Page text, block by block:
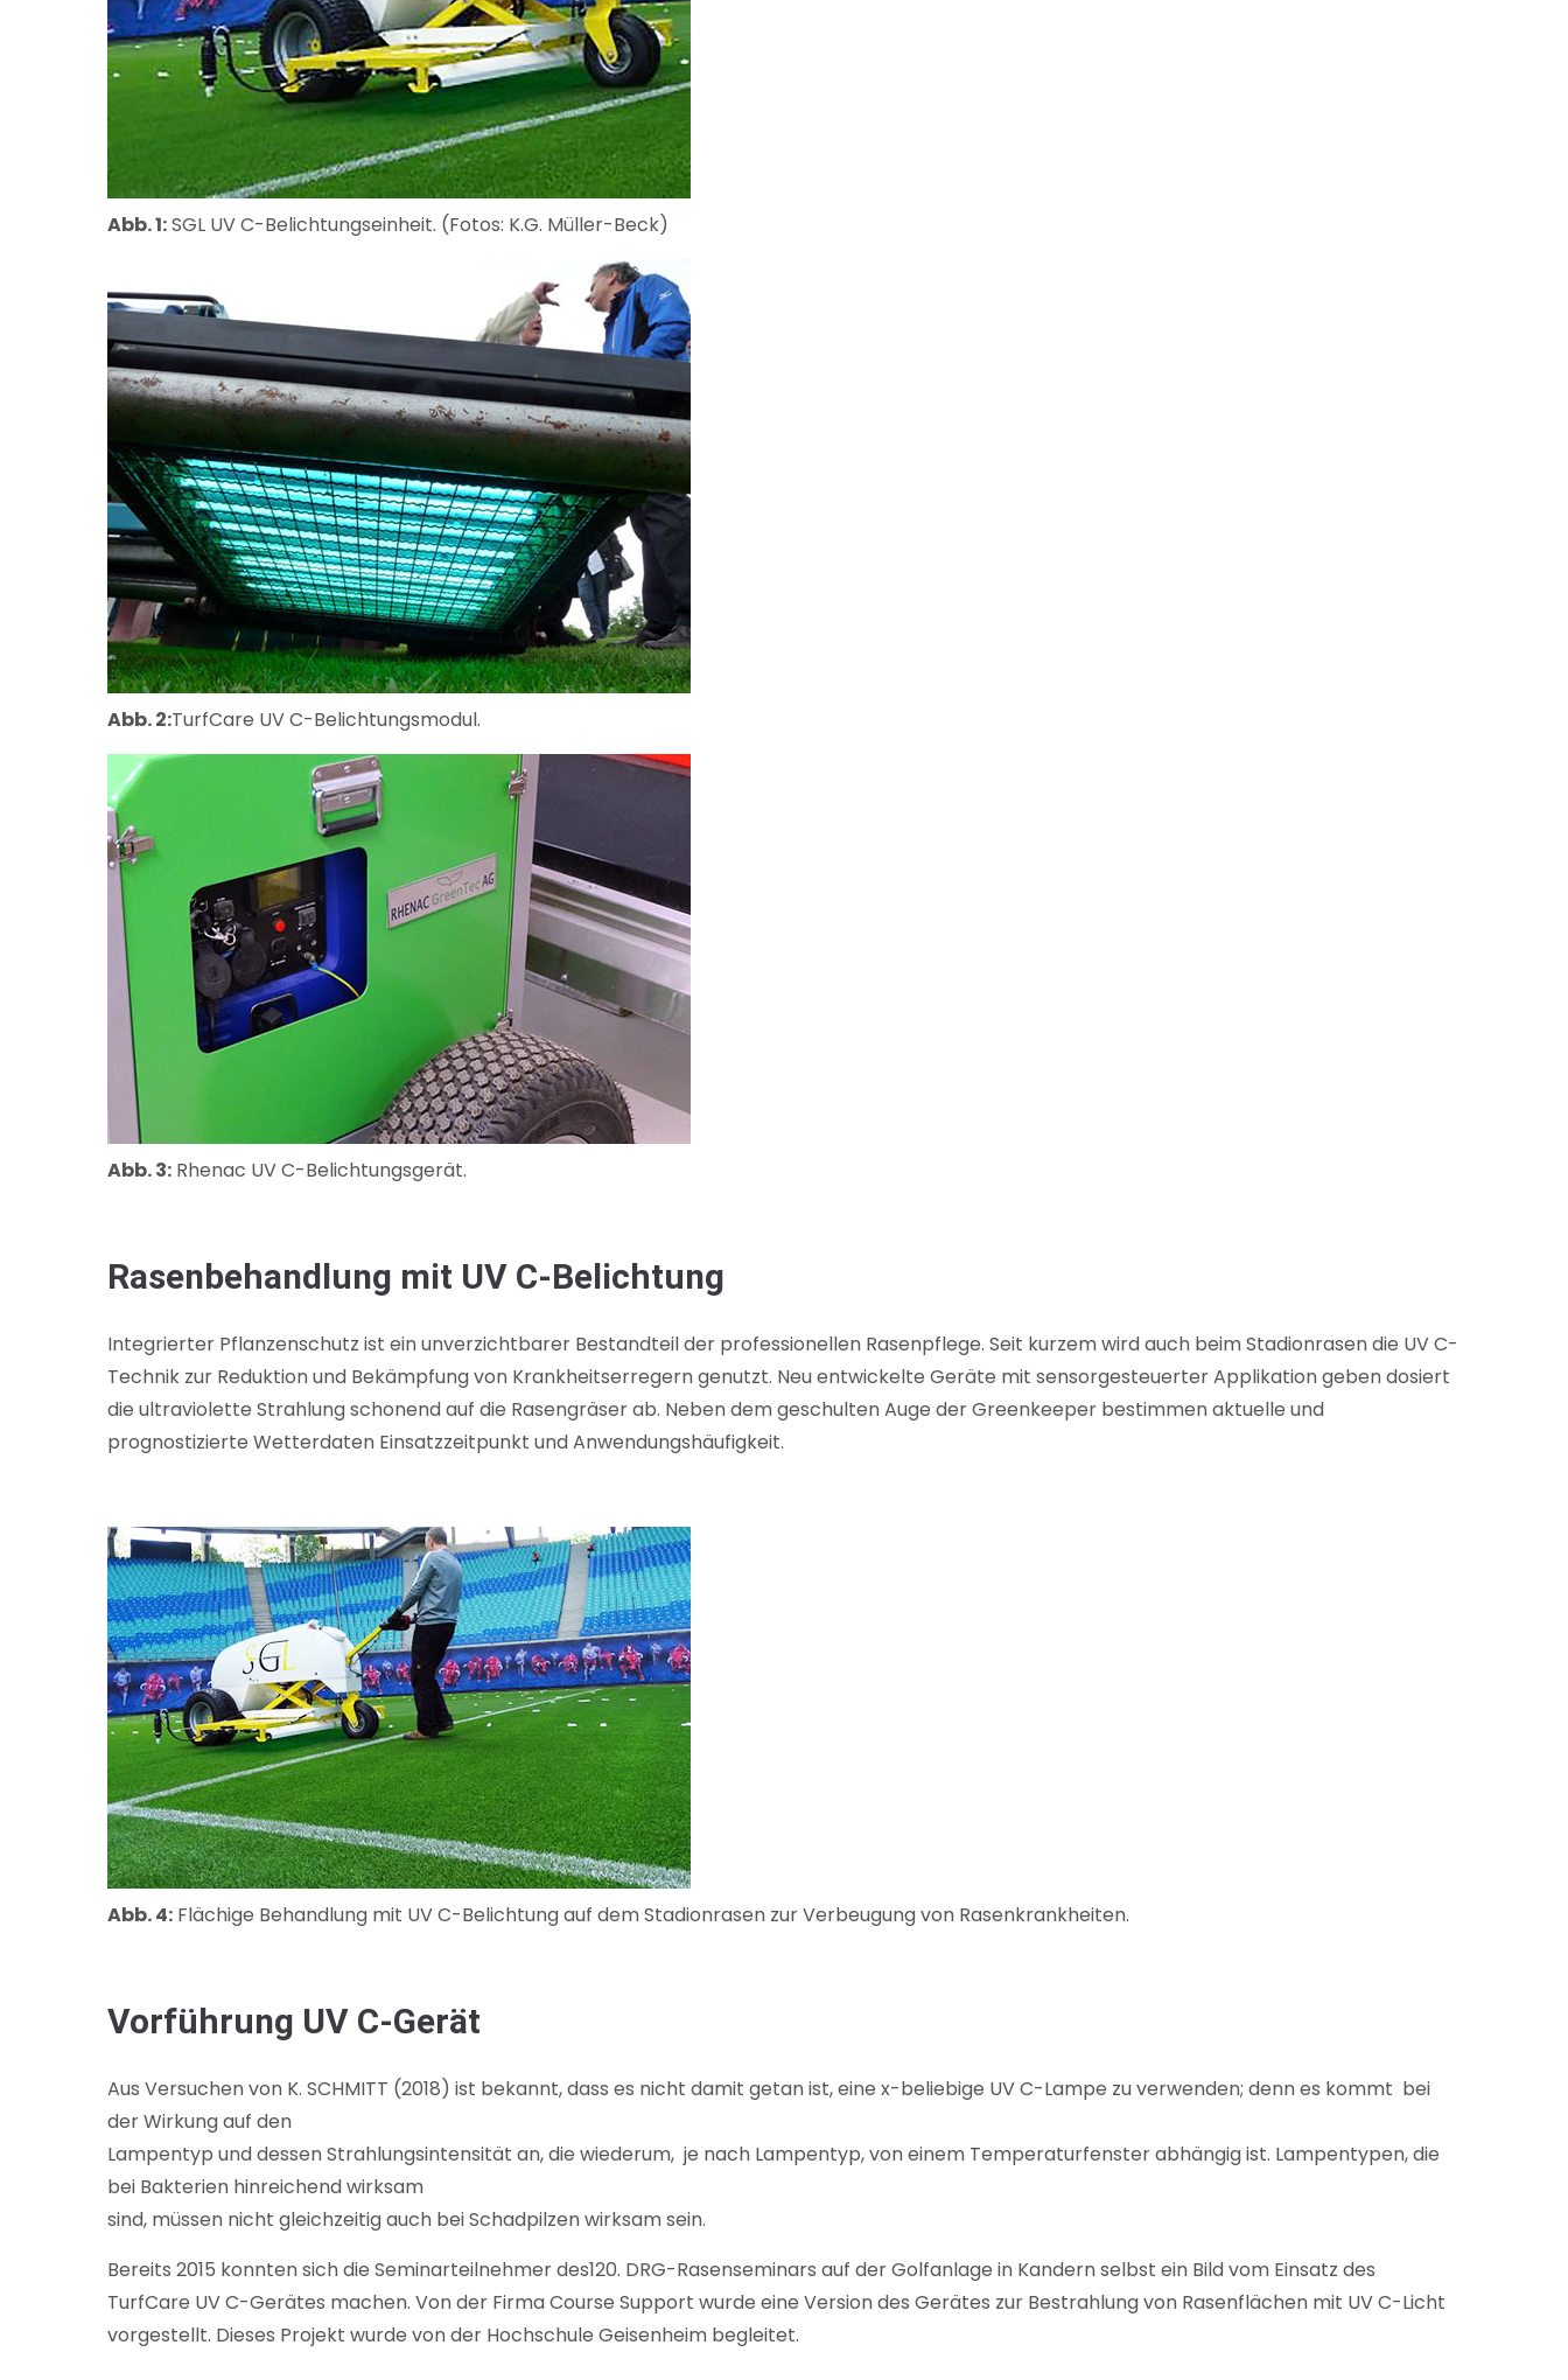
Abb. 1:SGL UV C-Belichtungseinheit. (Fotos: K.G. Müller-Beck)
Abb. 2:TurfCare UV C-Belichtungsmodul.
Abb. 3: Rhenac UV C-Belichtungsgerät.
Rasenbehandlung mit UV C-Belichtung
Integrierter Pflanzenschutz ist ein unverzichtbarer Bestandteil der professionellen Rasenpflege. Seit kurzem wird auch beim Stadionrasen die UV C-
Technik zur Reduktion und Bekämpfung von Krankheitserregern genutzt. Neu entwickelte Geräte mit sensorgesteuerter Applikation geben dosiert
die ultraviolette Strahlung schonend auf die Rasengräser ab. Neben dem geschulten Auge der Greenkeeper bestimmen aktuelle und
prognostizierte Wetterdaten Einsatzzeitpunkt und Anwendungshäufigkeit.
Abb. 4: Flächige Behandlung mit UV C-Belichtung auf dem Stadionrasen zur Verbeugung von Rasenkrankheiten.
Vorführung UV C-Gerät
Aus Versuchen von K. SCHMITT (2018) ist bekannt, dass es nicht damit getan ist, eine x-beliebige UV C-Lampe zu verwenden; denn es kommt bei
der Wirkung auf den
Lampentyp und dessen Strahlungsintensität an, die wiederum, je nach Lampentyp, von einem Temperaturfenster abhängig ist. Lampentypen, die
bei Bakterien hinreichend wirksam
sind, müssen nicht gleichzeitig auch bei Schadpilzen wirksam sein.
Bereits 2015 konnten sich die Seminarteilnehmer des120. DRG-Rasenseminars auf der Golfanlage in Kandern selbst ein Bild vom Einsatz des
TurfCare UV C-Gerätes machen. Von der Firma Course Support wurde eine Version des Gerätes zur Bestrahlung von Rasenflächen mit UV C-Licht
vorgestellt. Dieses Projekt wurde von der Hochschule Geisenheim begleitet.